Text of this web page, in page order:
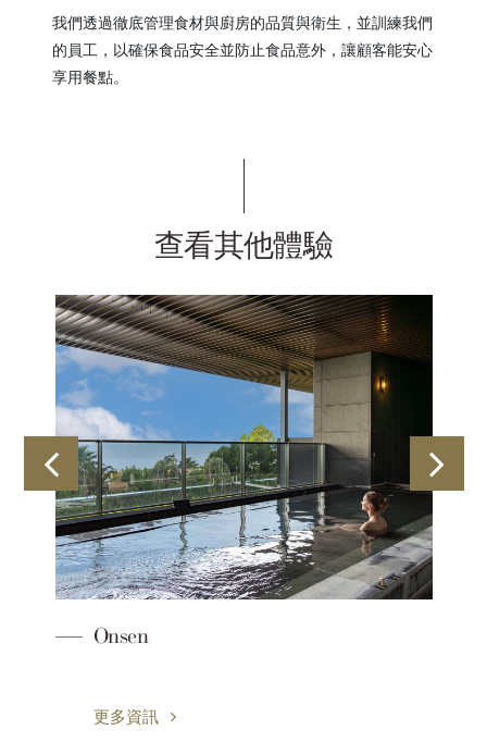
我們透過徹底管理食材與廚房的品質與衛生，並訓練我們
的員工，以確保食品安全並防止食品意外，讓顧客能安心
享用餐點。
查看其他體驗
Onsen
更多資訊